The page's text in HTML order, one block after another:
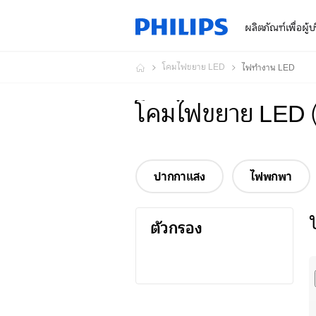
ผลิตภัณฑ์เพื่อผู้บ
โคมไฟขยาย LED ไฟทำงาน LED
โคมไฟขยาย LED
ปากกาแสง ไฟพกพา
ตัวกรอง